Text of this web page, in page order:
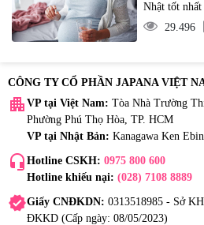
Nhật tốt
29.496
CÔNG TY CỔ PHẦN JAPANA VIỆT
apartment VP tại Việt Nam: Tòa Nhà Trường
Phường Phú Thọ Hòa, TP. HCM
VP tại Nhật Bản: Kanagawa Ken
headset_mic Hotline CSKH: 0975 800 600
Hotline khiếu nại: (028) 7108 8889
verifiedGiấy CNĐKDN: 0313518985 - Sở
ĐKKD (Cấp ngày: 08/05/2023)